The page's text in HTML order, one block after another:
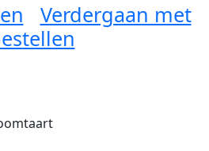
Verdergaan met